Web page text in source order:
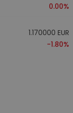
0.00%
1.170000 EUR
-1.80%